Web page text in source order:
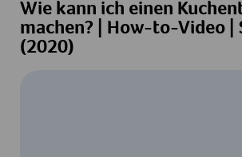
Wie kann ich einen
machen? | How-to-Video |
(2020)